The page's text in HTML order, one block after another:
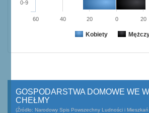
Kobiety
0-9
60 40 20 0 20
GOSPODARSTWA DOMOWE WE
CHEŁMY
(Źródło: Narodowy Spis Powszechny Ludności i